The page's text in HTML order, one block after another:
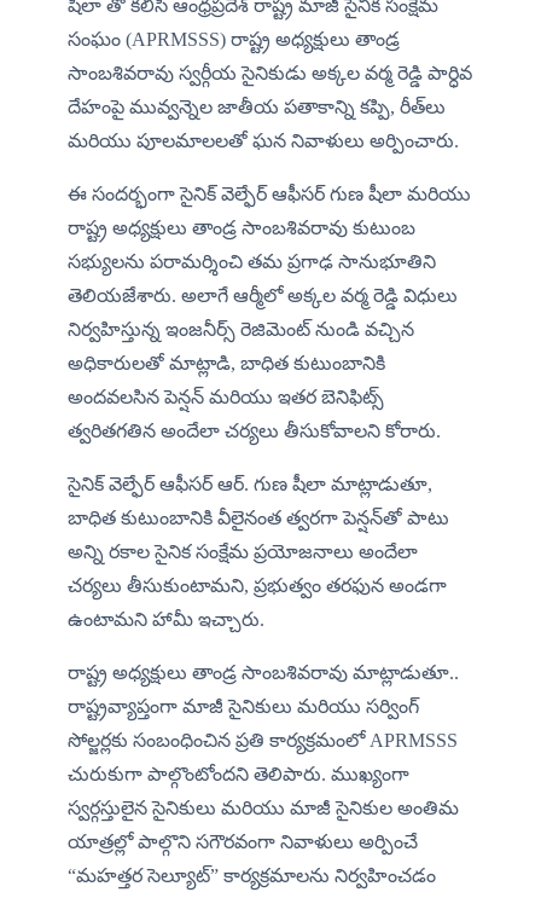
షీలా తో కలిసి ఆంధ్రప్రదేశ్ రాష్ట్ర మాజీ సైనిక సంక్షేమ
సంఘం (APRMSSS) రాష్ట్ర అధ్యక్షులు తాండ్ర
సాంబశివరావు స్వర్గీయ సైనికుడు అక్కల వర్మ రెడ్డి పార్ధివ
దేహంపై మువ్వన్నెల జాతీయ పతాకాన్ని కప్పి, రీత్‌లు
మరియు పూలమాలలతో ఘన నివాళులు అర్పించారు.
ఈ సందర్భంగా సైనిక్ వెల్ఫేర్ ఆఫీసర్ గుణ షీలా మరియు
రాష్ట్ర అధ్యక్షులు తాండ్ర సాంబశివరావు కుటుంబ
సభ్యులను పరామర్శించి తమ ప్రగాఢ సానుభూతిని
తెలియజేశారు. అలాగే ఆర్మీలో అక్కల వర్మ రెడ్డి విధులు
నిర్వహిస్తున్న ఇంజనీర్స్ రెజిమెంట్ నుండి వచ్చిన
అధికారులతో మాట్లాడి, బాధిత కుటుంబానికి
అందవలసిన పెన్షన్ మరియు ఇతర బెనిఫిట్స్
త్వరితగతిన అందేలా చర్యలు తీసుకోవాలని కోరారు.
సైనిక్ వెల్ఫేర్ ఆఫీసర్ ఆర్. గుణ షీలా మాట్లాడుతూ,
బాధిత కుటుంబానికి వీలైనంత త్వరగా పెన్షన్‌తో పాటు
అన్ని రకాల సైనిక సంక్షేమ ప్రయోజనాలు అందేలా
చర్యలు తీసుకుంటామని, ప్రభుత్వం తరఫున అండగా
ఉంటామని హామీ ఇచ్చారు.
రాష్ట్ర అధ్యక్షులు తాండ్ర సాంబశివరావు మాట్లాడుతూ..
రాష్ట్రవ్యాప్తంగా మాజీ సైనికులు మరియు సర్వింగ్
సోల్జర్లకు సంబంధించిన ప్రతి కార్యక్రమంలో APRMSSS
చురుకుగా పాల్గొంటోందని తెలిపారు. ముఖ్యంగా
స్వర్గస్తులైన సైనికులు మరియు మాజీ సైనికుల అంతిమ
యాత్రల్లో పాల్గొని సగౌరవంగా నివాళులు అర్పించే
“మహత్తర సెల్యూట్” కార్యక్రమాలను నిర్వహించడం